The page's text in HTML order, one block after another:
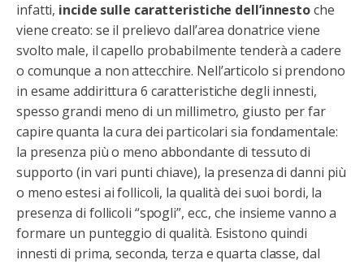
infatti, incide sulle caratteristiche dell’innestoche
viene creato: se il prelievo dall’area donatrice viene
svolto male, il capello probabilmente tenderà a cadere
o comunque a non attecchire. Nell’articolo si prendono
in esame addirittura 6 caratteristiche degli innesti,
spesso grandi meno di un millimetro, giusto per far
capire quanta la cura dei particolari sia fondamentale:
la presenza più o meno abbondante di tessuto di
supporto (in vari punti chiave), la presenza di danni più
o meno estesi ai follicoli, la qualità dei suoi bordi, la
presenza di follicoli “spogli”, ecc., che insieme vanno a
formare un punteggio di qualità. Esistono quindi
innesti di prima, seconda, terza e quarta classe, dal